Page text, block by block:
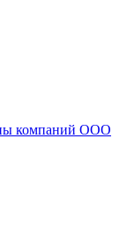
компаний ООО